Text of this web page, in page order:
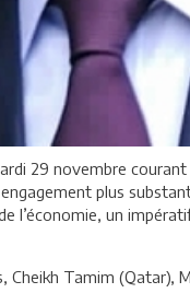
29 novembre
plus
l’économie, un
Tamim (Qatar),